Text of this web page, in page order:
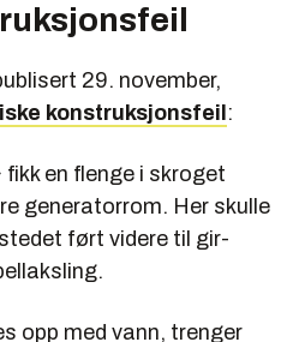
29. november,
konstruksjonsfeil :
en flenge i skroget
generatorrom. Her skulle
ført videre til gir-
opp med vann, trenger